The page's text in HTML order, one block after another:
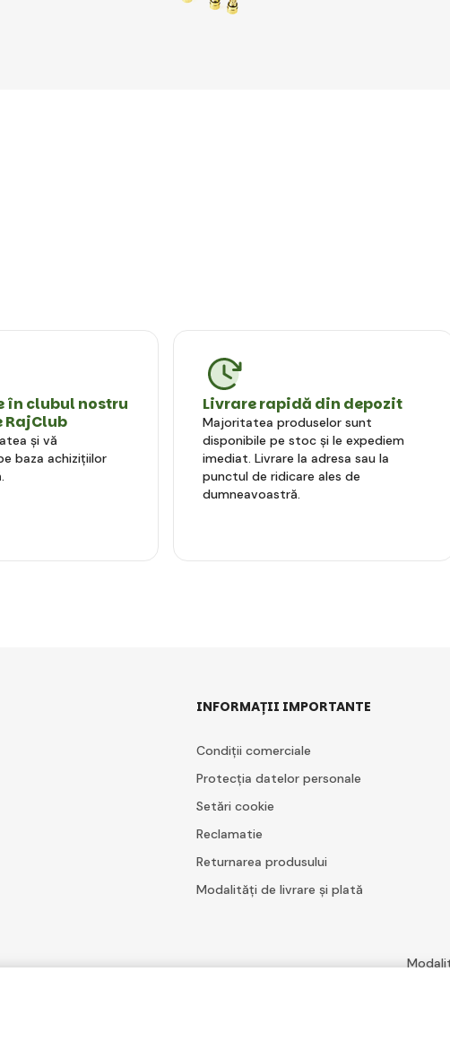
în clubul nostru
și vă
baza achizițiilor
Livrare rapidă din depozit
Majoritatea produselor sunt
disponibile pe stoc și le expediem
imediat. Livrare la adresa sau la
punctul de ridicare ales de
dumneavoastră.
INFORMAȚII IMPORTANTE
Condiții comerciale
Protecția datelor personale
Setări cookie
Reclamatie
Returnarea produsului
Modalități de livrare și plată